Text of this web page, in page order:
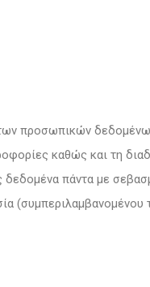
προσωπικών
καθώς και τη
δεδομένα πάντα με
(συμπεριλαμβανομένου